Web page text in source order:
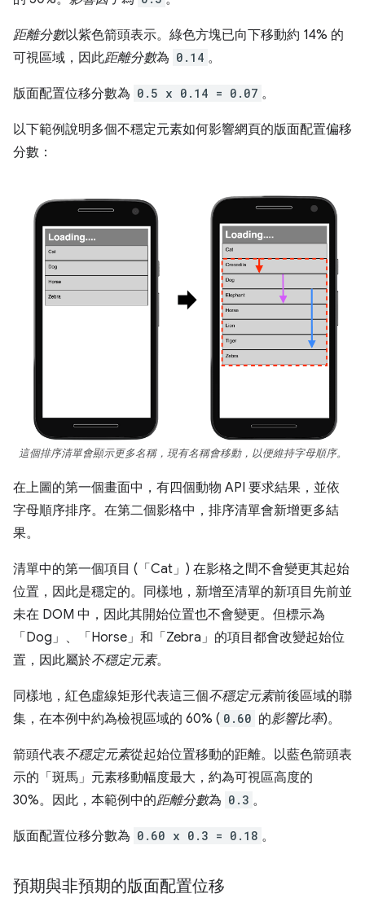
距離分數以紫色箭頭表示。綠色方塊已向下移動約 14% 的
可視區域，因此距離分數為 0.14 。
版面配置位移分數為 0.5 x 0.14 = 0.07 。
以下範例說明多個不穩定元素如何影響網頁的版面配置偏移
分數：
這個排序清單會顯示更多名稱，現有名稱會移動，以便維持字母順序。
在上圖的第一個畫面中，有四個動物 API 要求結果，並依
字母順序排序。在第二個影格中，排序清單會新增更多結
果。
清單中的第一個項目 (「Cat」) 在影格之間不會變更其起始
位置，因此是穩定的。同樣地，新增至清單的新項目先前並
未在 DOM 中，因此其開始位置也不會變更。但標示為
「Dog」、「Horse」和「Zebra」的項目都會改變起始位
置，因此屬於不穩定元素。
同樣地，紅色虛線矩形代表這三個不穩定元素前後區域的聯
集，在本例中約為檢視區域的 60% ( 0.60 的影響比率)。
箭頭代表不穩定元素從起始位置移動的距離。以藍色箭頭表
示的「斑馬」元素移動幅度最大，約為可視區高度的
30%。因此，本範例中的距離分數為 0.3 。
版面配置位移分數為 0.60 x 0.3 = 0.18 。
預期與非預期的版面配置位移